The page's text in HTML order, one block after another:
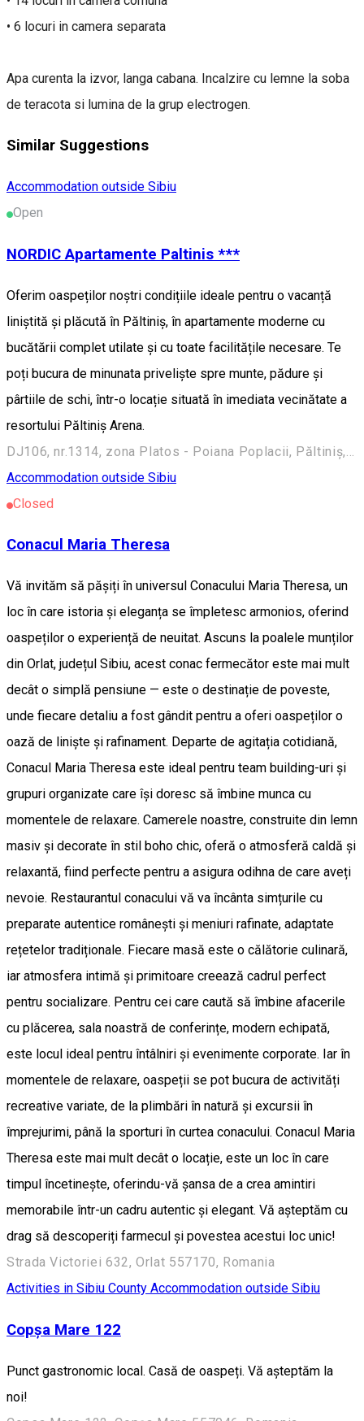
• 6 locuri in camera separata
Apa curenta la izvor, langa cabana. Incalzire cu lemne la soba
de teracota si lumina de la grup electrogen.
Similar Suggestions
Accommodation outside Sibiu
Open
NORDIC Apartamente Paltinis ***
Oferim oaspeților noștri condițiile ideale pentru o vacanță
liniștită și plăcută în Păltiniș, în apartamente moderne cu
bucătării complet utilate și cu toate facilitățile necesare. Te
poți bucura de minunata priveliște spre munte, pădure și
pârtiile de schi, într-o locație situată în imediata vecinătate a
resortului Păltiniș Arena.
Accommodation outside Sibiu
Closed
Conacul Maria Theresa
Vă invităm să pășiți în universul Conacului Maria Theresa, un
loc în care istoria și eleganța se împletesc armonios, oferind
oaspeților o experiență de neuitat. Ascuns la poalele munților
din Orlat, județul Sibiu, acest conac fermecător este mai mult
decât o simplă pensiune — este o destinație de poveste,
unde fiecare detaliu a fost gândit pentru a oferi oaspeților o
oază de liniște și rafinament. Departe de agitația cotidiană,
Conacul Maria Theresa este ideal pentru team building-uri și
grupuri organizate care își doresc să îmbine munca cu
momentele de relaxare. Camerele noastre, construite din lemn
masiv și decorate în stil boho chic, oferă o atmosferă caldă și
relaxantă, fiind perfecte pentru a asigura odihna de care aveți
nevoie. Restaurantul conacului vă va încânta simțurile cu
preparate autentice românești și meniuri rafinate, adaptate
rețetelor tradiționale. Fiecare masă este o călătorie culinară,
iar atmosfera intimă și primitoare creează cadrul perfect
pentru socializare. Pentru cei care caută să îmbine afacerile
cu plăcerea, sala noastră de conferințe, modern echipată,
este locul ideal pentru întâlniri și evenimente corporate. Iar în
momentele de relaxare, oaspeții se pot bucura de activități
recreative variate, de la plimbări în natură și excursii în
împrejurimi, până la sporturi în curtea conacului. Conacul Maria
Theresa este mai mult decât o locație, este un loc în care
timpul încetinește, oferindu-vă șansa de a crea amintiri
memorabile într-un cadru autentic și elegant. Vă așteptăm cu
drag să descoperiți farmecul și povestea acestui loc unic!
Strada Victoriei 632, Orlat 557170, Romania
Activities in Sibiu County Accommodation outside Sibiu
Copșa Mare 122
Punct gastronomic local. Casă de oaspeți. Vă așteptăm la
noi!